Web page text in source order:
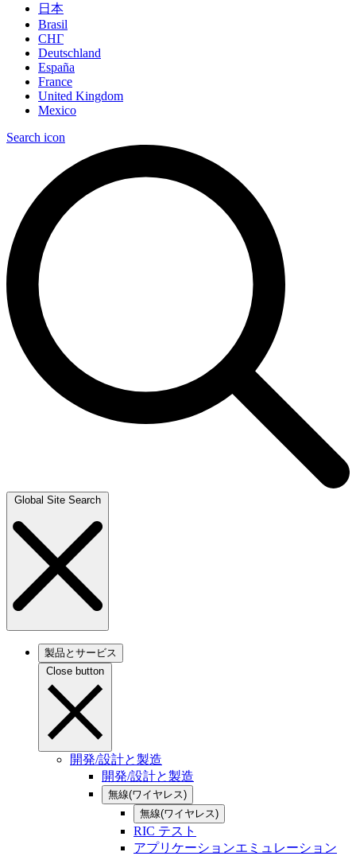
日本
Brasil
СНГ
Deutschland
España
France
United Kingdom
Mexico
Search icon
Global Site Search
製品とサービス
Close button
開発/設計と製造
開発/設計と製造
無線(ワイヤレス)
無線(ワイヤレス)
RIC テスト
アプリケーションエミュレーション